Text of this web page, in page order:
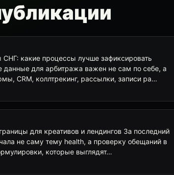
какие процессы лучше зафиксировать
для арбитража важен не сам по себе, а
CRM, коллтрекинг, рассылки, записи ра…
для креативов и лендингов За последний
не саму тему health, а проверку обещаний в
которые выглядят…